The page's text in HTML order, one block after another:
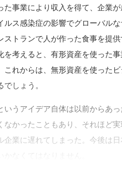
事業により収入を得て、企業が
ス感染症の影響でグローバル
トランで人が作った食事を提
考えると、有形資産を使った
れからは、無形資産を使った
しょう。
うアイデア自体は以前からあっ
かったこともあり、それほど
業に遅れてしまった。今後は